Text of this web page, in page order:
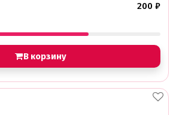
200 ₽
В корзину